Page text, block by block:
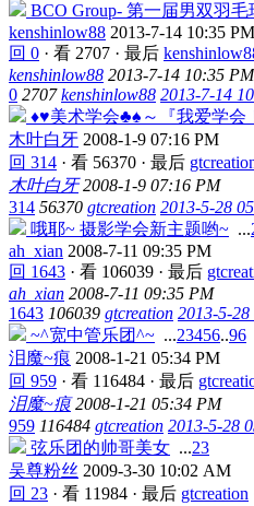
BCO Group- 第一届男双羽毛
kenshinlow88 2013-7-14 10:35 PM
回 0 · 看 2707 · 最后
kenshinlow88 2013-7-14 10:35 PM
0 2707 kenshinlow88 2013-7-14
♦♥美术学会♣♠～『我爱学会
木叶白牙 2008-1-9 07:16 PM
回 314 · 看 56370 · 最后
木叶白牙 2008-1-9 07:16 PM
314 56370 gtcreation 2013-5-28
哦耶~ 摄影学会新主题哟~ ...
ah_xian 2008-7-11 09:35 PM
回 1643 · 看 106039 · 最后
ah_xian 2008-7-11 09:35 PM
1643 106039 gtcreation 2013-5-
~^宽中管乐团^~ ...23456..96
泪魔~痕 2008-1-21 05:34 PM
回 959 · 看 116484 · 最后
泪魔~痕 2008-1-21 05:34 PM
959 116484 gtcreation 2013-5-28
弦乐团的帅哥美女 ...23
吴尊粉丝 2009-3-30 10:02 AM
回 23 · 看 11984 · 最后 gtcreation